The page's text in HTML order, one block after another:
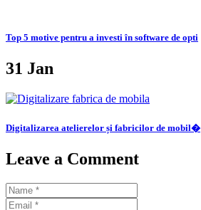
Top 5 motive pentru a investi în software de opti
31 Jan
Digitalizarea atelierelor și fabricilor de mobil�
Leave a Comment